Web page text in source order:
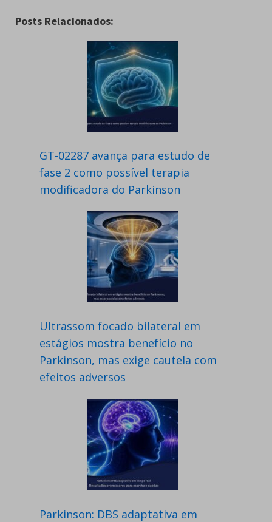
Posts Relacionados:
GT-02287 avança para estudo de
fase 2 como possível terapia
modificadora do Parkinson
Ultrassom focado bilateral em
estágios mostra benefício no
Parkinson, mas exige cautela com
efeitos adversos
Parkinson: DBS adaptativa em